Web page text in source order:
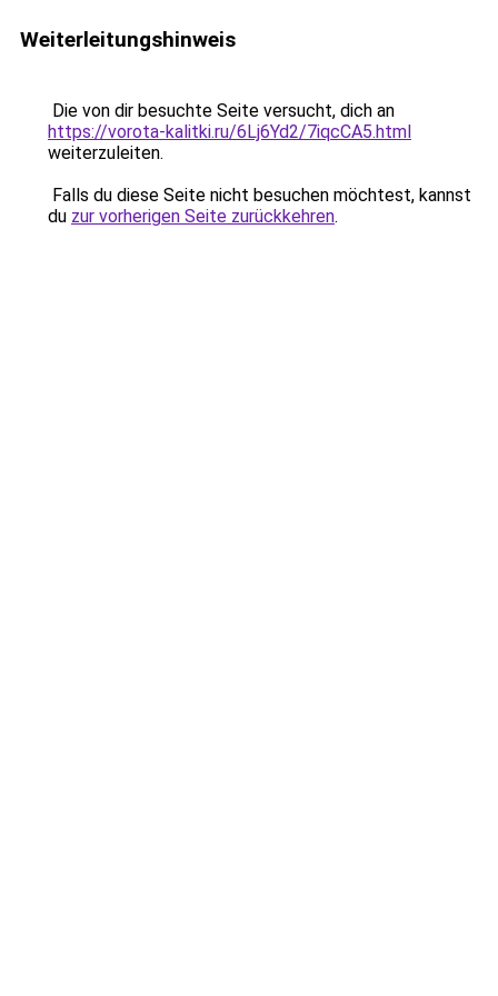
Weiterleitungshinweis
Die von dir besuchte Seite versucht, dich an
https://vorota-kalitki.ru/6Lj6Yd2/7iqcCA5.html
weiterzuleiten.
Falls du diese Seite nicht besuchen möchtest, kannst
du zur vorherigen Seite zurückkehren.